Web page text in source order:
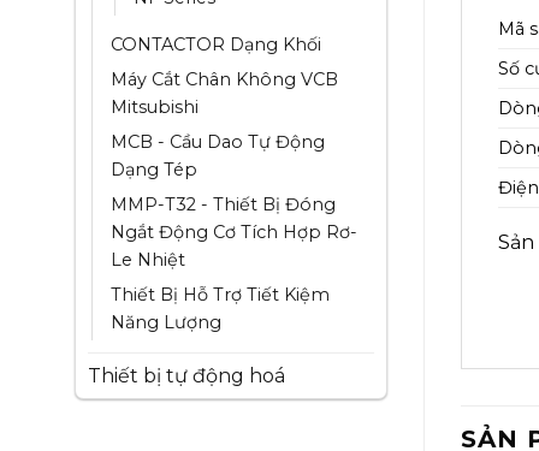
CONTACTOR Dạng Khối
Máy Cắt Chân Không VCB
Mitsubishi
MCB - Cầu Dao Tự Động
Dạng Tép
MMP-T32 - Thiết Bị Đóng
Ngắt Động Cơ Tích Hợp Rơ-
Le Nhiệt
Thiết Bị Hỗ Trợ Tiết Kiệm
Năng Lượng
Thiết bị tự động hoá
Mã
Số
SẢN